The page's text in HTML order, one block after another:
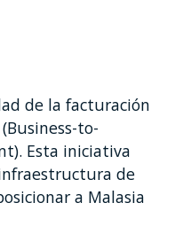
de la facturación
to-
Esta iniciativa
de
a Malasia